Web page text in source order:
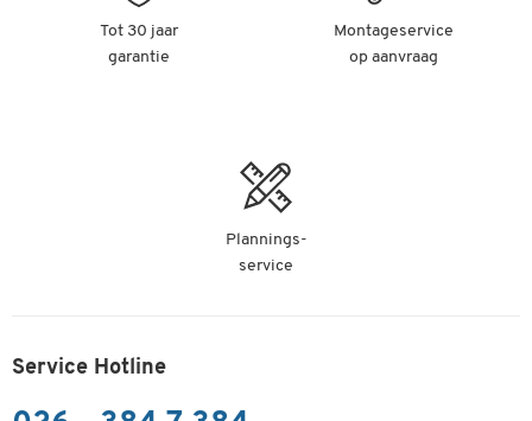
Tot 30 jaar
garantie
Montageservice
op aanvraag
Plannings-
service
Service Hotline